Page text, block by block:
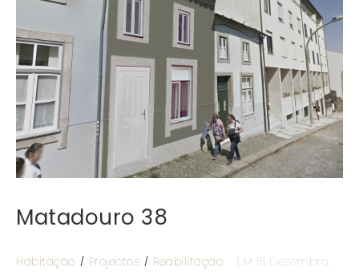
Matadouro 38
Habitação Projectos Reabilitação
EM 15 Dezembro,